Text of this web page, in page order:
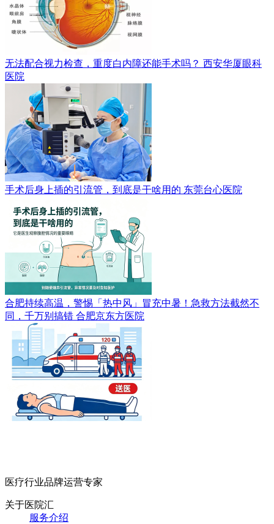
无法配合视力检查，重度白内障还能手术吗？ 西安华厦眼科
医院
手术后身上插的引流管，到底是干啥用的 东莞台心医院
合肥持续高温，警惕「热中风」冒充中暑！急救方法截然不
同，千万别搞错 合肥京东方医院
医疗行业品牌运营专家
关于医院汇
服务介绍